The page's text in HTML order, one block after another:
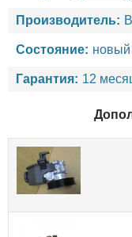
Производитель:
Состояние: новый
Гарантия: 12